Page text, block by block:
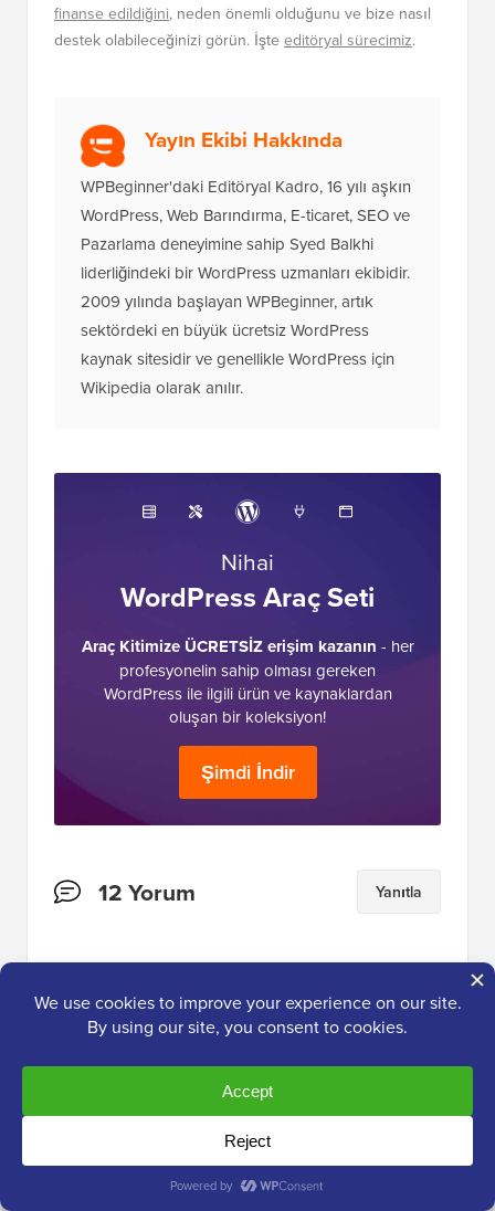
finanse edildiğini, neden önemli olduğunu ve bize nasıl
destek olabileceğinizi görün. İşte editöryal sürecimiz.
Yayın Ekibi Hakkında
WPBeginner'daki Editöryal Kadro, 16 yılı aşkın
WordPress, Web Barındırma, E-ticaret, SEO ve
Pazarlama deneyimine sahip Syed Balkhi
liderliğindeki bir WordPress uzmanları ekibidir.
2009 yılında başlayan WPBeginner, artık
sektördeki en büyük ücretsiz WordPress
kaynak sitesidir ve genellikle WordPress için
Wikipedia olarak anılır.
Nihai
WordPress Araç Seti
Araç Kitimize ÜCRETSİZ erişim kazanın - her
profesyonelin sahip olması gereken
WordPress ile ilgili ürün ve kaynaklardan
oluşan bir koleksiyon!
Şimdi İndir
Okuyucu12 Yorum Yanıtla
Leah
28 Ağu 2023, 08:28
Wordpress 6.3'e yükselttim, Generate Press
Sürüm: 3.3.1 kullanıyorum ve yeni Site
Düzenleyicisini göremiyorum... Sadece resmi
yirmi yirmi üç teması kullanıldığında mı